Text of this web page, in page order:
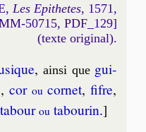
Les Epithetes, 1571,
50715, PDF_129]
(texte original).
, ain­si que gui­
, cor oucor­net,fifre,
ta­bour outa­bou­rin.]